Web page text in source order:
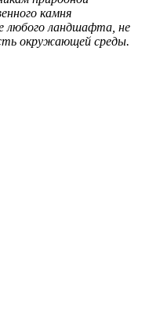
камня
любого ландшафта, не
окружающей среды.